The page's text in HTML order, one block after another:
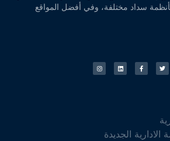
بأنظمة سداد مختلفة، وفي أفضل المواقع
الجديدة